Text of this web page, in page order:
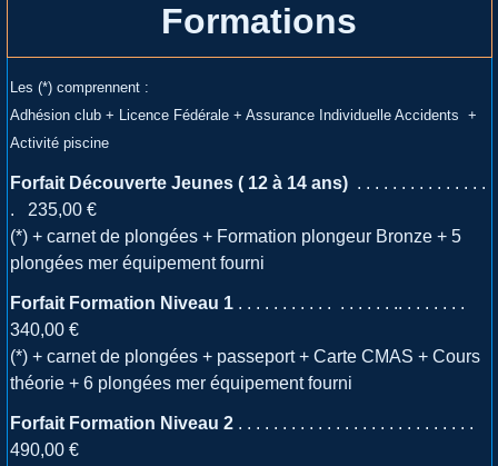
Formations
Les (*) comprennent :
Adhésion club + Licence Fédérale + Assurance Individuelle Accidents +
Activité piscine
Forfait Découverte Jeunes ( 12 à 14 ans). . . . . . . . . . . . . . .
. 235,00 €
(*) + carnet de plongées + Formation plongeur Bronze + 5
plongées mer équipement fourni
Forfait Formation Niveau 1. . . . . . . . . . . . . . . . . .. . . . . . . .
340,00 €
(*) + carnet de plongées + passeport + Carte CMAS + Cours
théorie + 6 plongées mer équipement fourni
Forfait Formation Niveau 2 . . . . . . . . . . . . . . . . . . . . . . . . . . .
490,00 €